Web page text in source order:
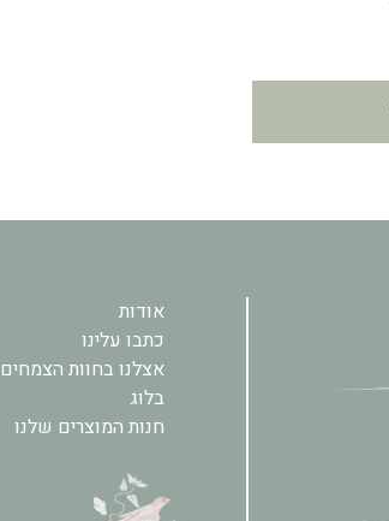
אודות
כתבו עלינו
אצלנו בחוות הצמחים
בלוג
חנות המוצרים שלנו